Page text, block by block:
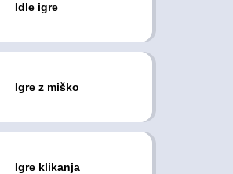
Idle igre
Igre z miško
Igre klikanja